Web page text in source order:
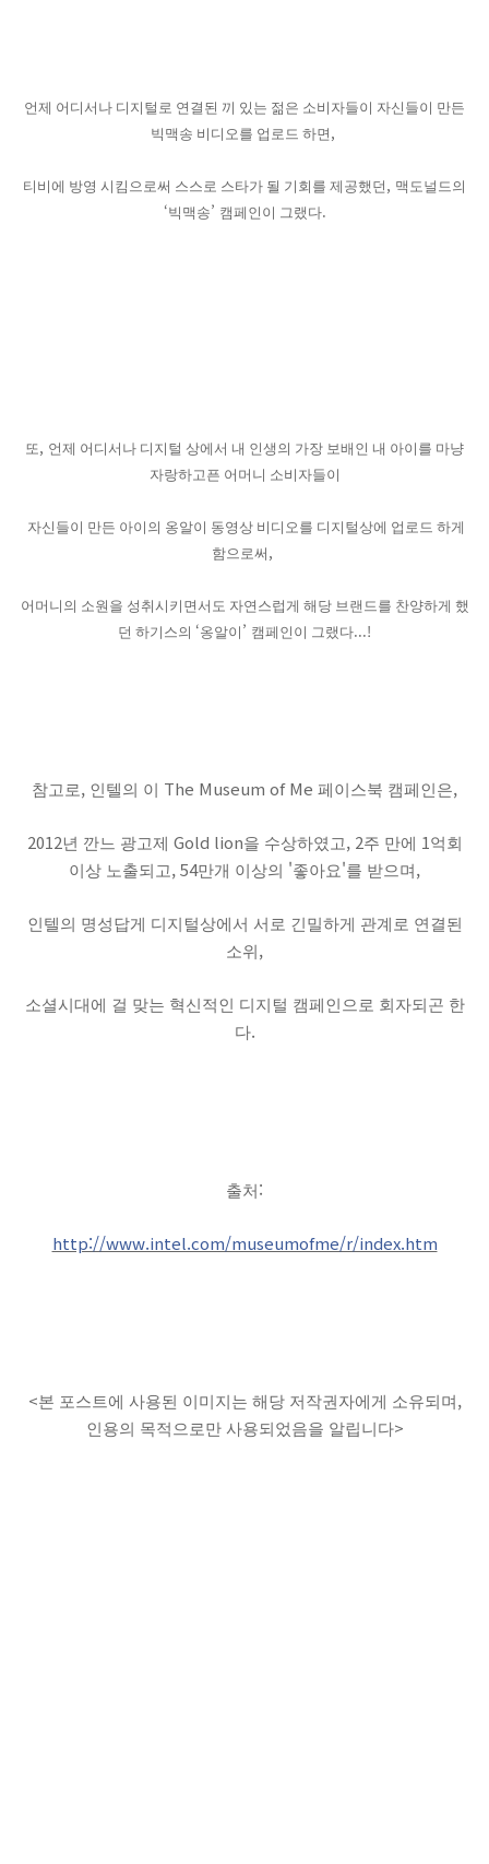
언제 어디서나 디지털로 연결된 끼 있는 젊은 소비자들이 자신들이 만든
빅맥송 비디오를 업로드 하면 ,
티비에 방영 시킴으로써 스스로 스타가 될 기회를 제공했던 , 맥도널드의
‘빅맥송’ 캠페인이 그랬다.
또, 언제 어디서나 디지털 상에서 내 인생의 가장 보배인 내 아이를 마냥
자랑하고픈 어머니 소비자들이
자신들이 만든 아이의 옹알이 동영상 비디오를 디지털상에 업로드 하게
함으로써 ,
어머니의 소원을 성취시키면서도 자연스럽게 해당 브랜드를 찬양하게 했
던 하기스의 ‘옹알이 ’ 캠페인이 그랬다...!
참고로, 인텔의 이 The Museum of Me 페이스북 캠페인은,
2012년 깐느 광고제 Gold lion을 수상하였고, 2주 만에 1억회
이상 노출되고, 54만개 이상의 '좋아요'를 받으며 ,
인텔의 명성답게 디지털상에서 서로 긴밀하게 관계로 연결된
소위 ,
소셜시대에 걸 맞는 혁신적인 디지털 캠페인으로 회자되곤 한
다.
출처 :
http://www.intel.com/museumofme/r/index.htm
<본 포스트에 사용된 이미지는 해당 저작권자에게 소유되며 ,
인용의 목적으로만 사용되었음을 알립니다>